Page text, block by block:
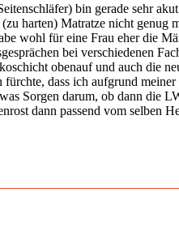
bin gerade sehr
harten) Matratze nicht genug
wohl für eine Frau eher die
bei verschiedenen
obenauf und auch die
dass ich aufgrund
Sorgen darum, ob dann die
dann passend vom selben